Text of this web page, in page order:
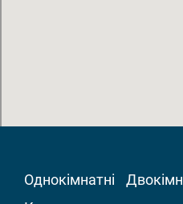
Однокімнатні